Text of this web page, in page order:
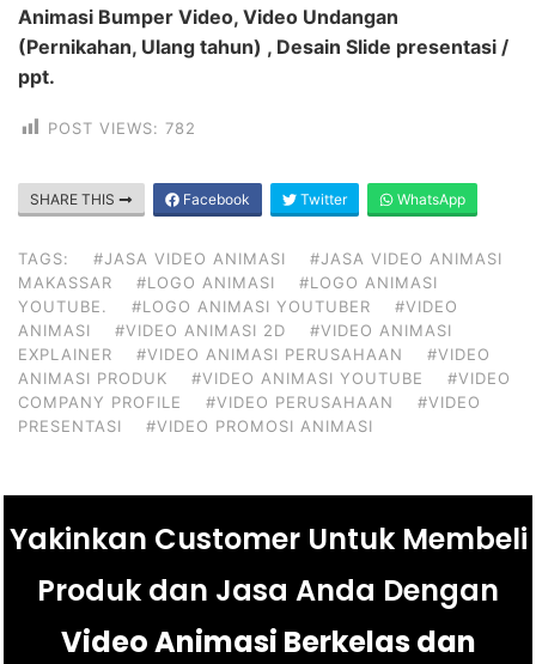
Animasi Bumper Video, Video Undangan
(Pernikahan, Ulang tahun) , Desain Slide presentasi /
ppt.
POST VIEWS: 782
SHARE THIS Facebook Twitter WhatsApp
TAGS: #JASA VIDEO ANIMASI
#JASA VIDEO ANIMASI
MAKASSAR
#LOGO ANIMASI
#LOGO ANIMASI
YOUTUBE.
#LOGO ANIMASI YOUTUBER
#VIDEO
ANIMASI
#VIDEO ANIMASI 2D
#VIDEO ANIMASI
EXPLAINER
#VIDEO ANIMASI PERUSAHAAN
#VIDEO
ANIMASI PRODUK
#VIDEO ANIMASI YOUTUBE
#VIDEO
COMPANY PROFILE
#VIDEO PERUSAHAAN
#VIDEO
PRESENTASI
#VIDEO PROMOSI ANIMASI
Yakinkan Customer Untuk Membeli
Produk dan Jasa Anda Dengan
Video Animasi Berkelas dan